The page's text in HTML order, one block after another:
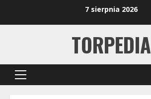
7 sierpnia 2026
TORPEDIA
Primary